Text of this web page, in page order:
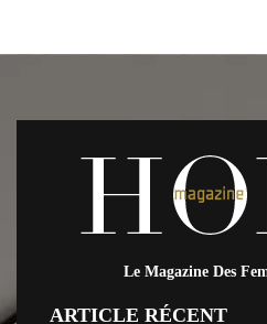
Le Magazine Des
ARTICLE RÉCENT